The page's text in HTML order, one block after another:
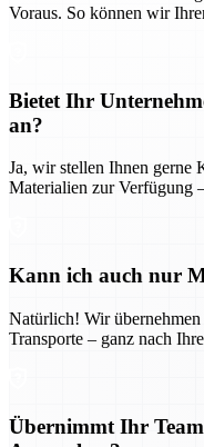
Voraus. So können wir
Bietet Ihr
an?
Ja, wir stellen Ihnen gerne
Materialien zur Verfügung
Kann ich auch nur
Natürlich! Wir
Transporte – ganz nach
Übernimmt Ihr